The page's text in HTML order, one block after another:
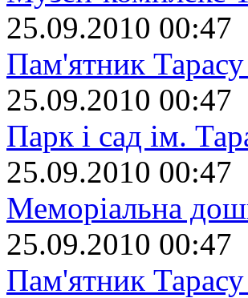
25.09.2010 00:47
Пам'ятник
25.09.2010 00:47
Парк і сад ім.
25.09.2010 00:47
Меморіальна
25.09.2010 00:47
Пам'ятник